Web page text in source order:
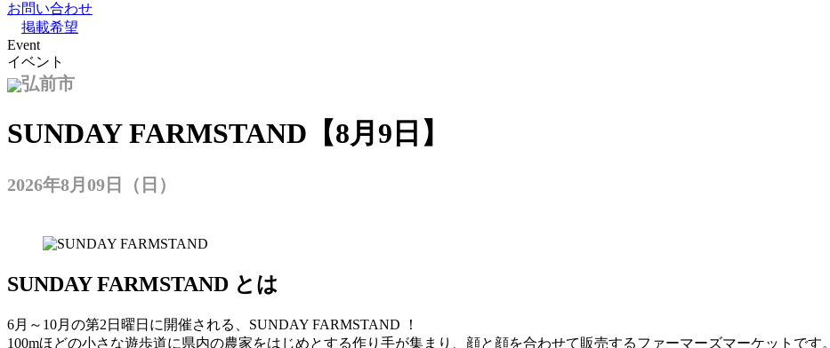
お問い合わせ
掲載希望
Event
イベント
弘前市
SUNDAY FARMSTAND【8月9日】
2026年8月09日（日）
SUNDAY FARMSTAND とは
6月～10月の第2日曜日に開催される、SUNDAY FARMSTAND ！
100mほどの小さな遊歩道に県内の農家をはじめとする作り手が集まり、顔と顔を合わせて販売するファーマーズマーケットです。